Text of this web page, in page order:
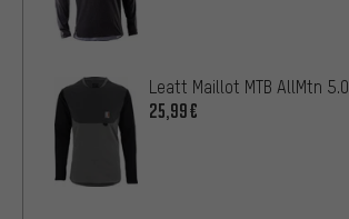
Leatt Maillot MTB AllMtn 5.0
25,99€